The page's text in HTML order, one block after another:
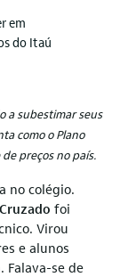
em
do Itaú
a subestimar seus
como o Plano
preços no país.
no colégio.
foi
Virou
e alunos
se de